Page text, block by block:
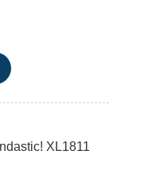
XL1811